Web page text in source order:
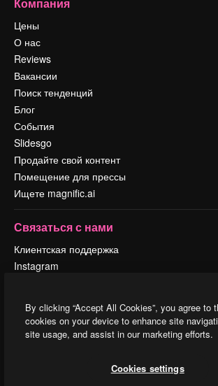
Компания
Цены
О нас
Reviews
Вакансии
Поиск тенденций
Блог
События
Slidesgo
Продайте свой контент
Помещение для прессы
Ищете magnific.ai
Связаться с нами
Клиентская поддержка
Instagram
TikTok
Discord
By clicking “Accept All Cookies”, you agree to
cookies on your device to enhance site
site usage, and assist in our marketing efforts.
Cookies settings